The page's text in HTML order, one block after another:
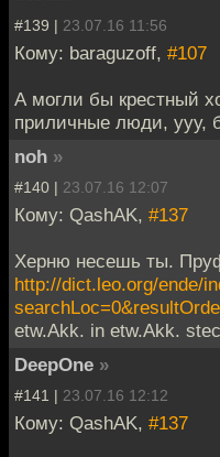
#139 | 23.07.16 11:56
Кому: baraguzoff, #107
А могли бы крестный
приличные люди, ууу,
noh »
#140 | 23.07.16 12:07
Кому: QashAK, #137
Херню несешь ты.
http://dict.leo.org/ende/
etw.Akk. in etw.Akk.
DeepOne »
#141 | 23.07.16 12:12
Кому: QashAK, #137